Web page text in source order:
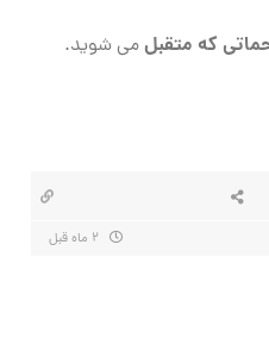
که متقبلمی شوید.